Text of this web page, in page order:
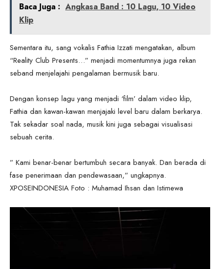
Baca Juga : Angkasa Band : 10 Lagu, 10 Video
Klip
Sementara itu, sang vokalis Fathia Izzati mengatakan, album
“Reality Club Presents…” menjadi momentumnya juga rekan
seband menjelajahi pengalaman bermusik baru.
Dengan konsep lagu yang menjadi ‘film’ dalam video klip,
Fathia dan kawan-kawan menjajaki level baru dalam berkarya.
Tak sekadar soal nada, musik kini juga sebagai visualisasi
sebuah cerita.
” Kami benar-benar bertumbuh secara banyak. Dan berada di
fase penerimaan dan pendewasaan,” ungkapnya.
XPOSEINDONESIA Foto : Muhamad Ihsan dan Istimewa